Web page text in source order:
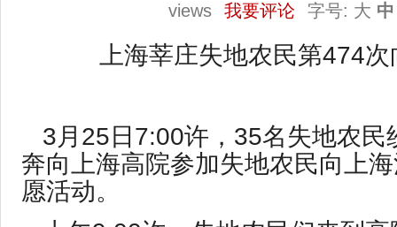
views
我要评论 字号: 大 中
上海莘庄失地农民第474
3月25日7:00许，35名失地农民
奔向上海高院参加失地农民向上
愿活动。